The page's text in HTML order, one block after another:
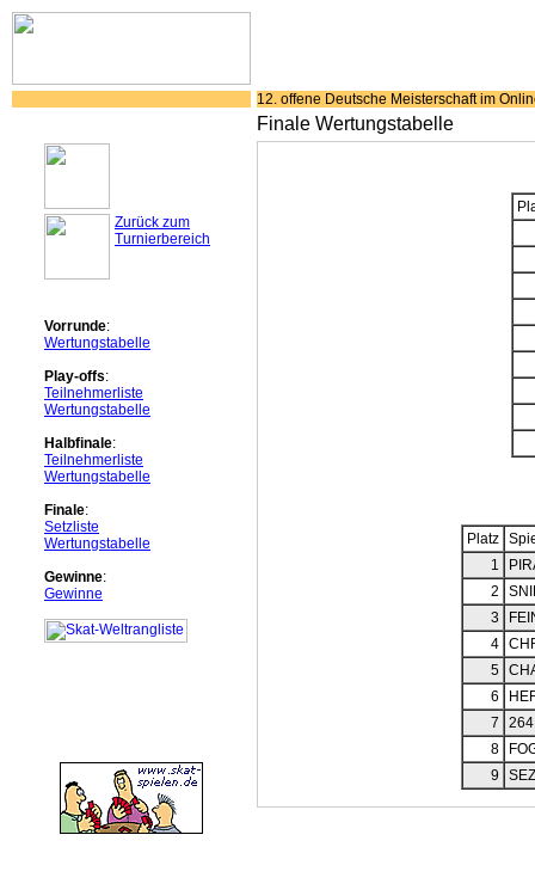
12. offene Deutsche Meisterschaft im
Finale Wertungstabelle
Zurück zum
Turnierbereich
Vorrunde:
Wertungstabelle
Play-offs:
Teilnehmerliste
Wertungstabelle
Halbfinale:
Teilnehmerliste
Wertungstabelle
Finale:
Setzliste
Wertungstabelle
Gewinne:
Gewinne
Platz
1
2
3
4
5
6
7
8
9